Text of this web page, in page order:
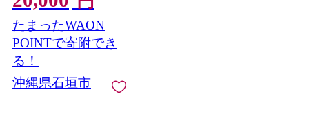
縄 石垣 パイナップル
パイン フルーツ トロ
ピカル 南国
たまったWAON
POINTで寄附でき
る！
沖縄県石垣市